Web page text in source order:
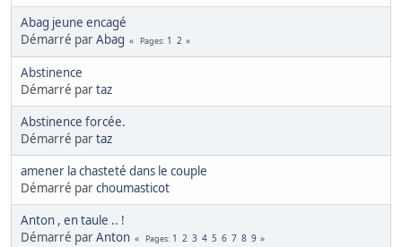
Abag jeune encagé
Démarré parAbag Pages 1 2
Abstinence
Démarré partaz
Abstinence forcée.
Démarré partaz
amener la chasteté dans le couple
Démarré parchoumasticot
Anton , en taule .. !
Démarré parAnton Pages 1 2 3 4 5 6 7 8 9